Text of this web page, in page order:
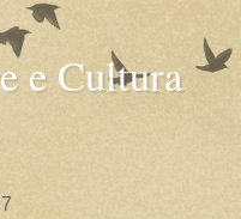
e Cultura